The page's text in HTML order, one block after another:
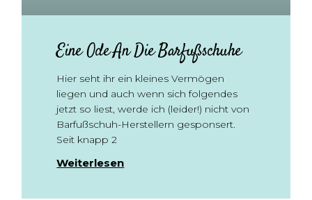
Eine Ode An Die Barfußschuhe
Hier seht ihr ein kleines Vermögen
liegen und auch wenn sich folgendes
jetzt so liest, werde ich (leider!) nicht von
Barfußschuh-Herstellern gesponsert.
Seit knapp 2
Weiterlesen